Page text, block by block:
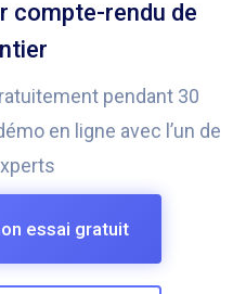
compte-rendu de
pendant 30
en ligne avec l’un de
essai gratuit